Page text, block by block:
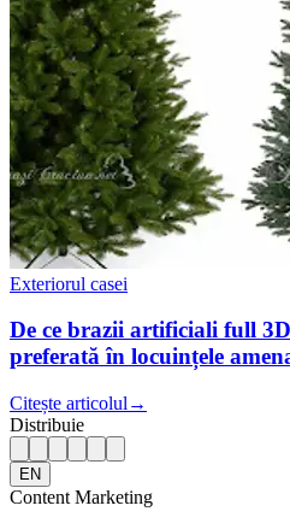
Exteriorul casei
De ce brazii artificiali full
preferată în locuințele
Citește articolul →
Distribuie
EN
Content Marketing